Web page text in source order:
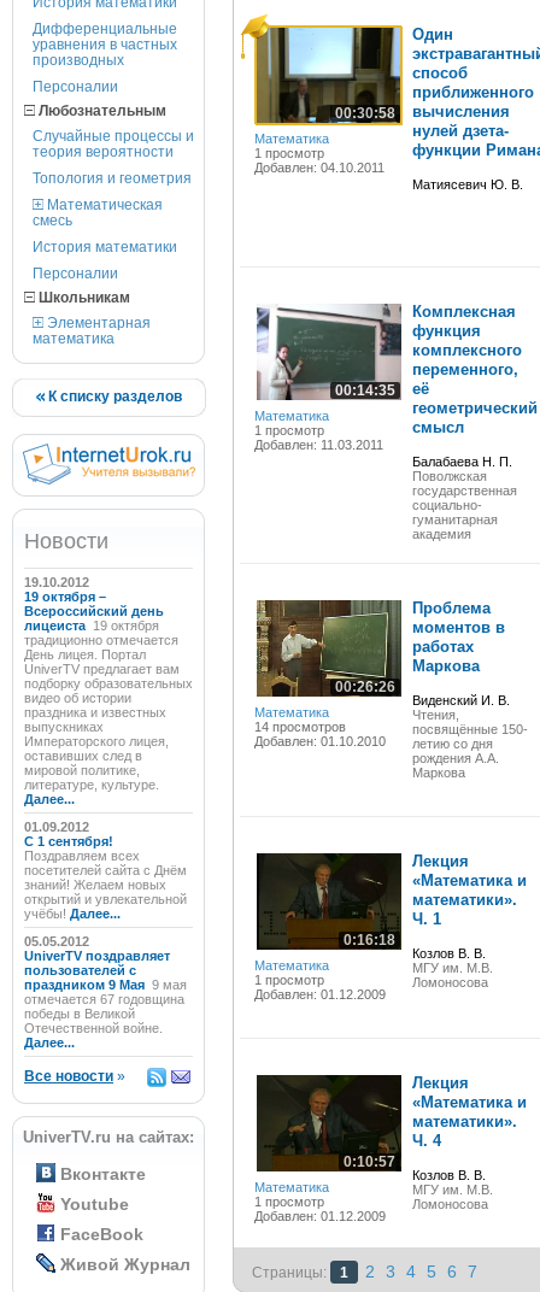
Дифференциальные
уравнения в частных
производных
Персоналии
Любознательным
Случайные процессы и
теория вероятности
Топология и геометрия
Математическая
смесь
История математики
Персоналии
Школьникам
Элементарная
математика
К списку разделов
Новости
19.10.2012
19 октября –
Всероссийский день
лицеиста 19 октября
традиционно отмечается
День лицея. Портал
UniverTV предлагает вам
подборку образовательных
видео об истории
праздника и известных
выпускниках
Императорского лицея,
оставивших след в
мировой политике,
литературе, культуре.
Далее...
01.09.2012
C 1 сентября!
Поздравляем всех
посетителей сайта с Днём
знаний! Желаем новых
открытий и увлекательной
учёбы! Далее...
05.05.2012
UniverTV поздравляет
пользователей с
праздником 9 Мая 9 мая
отмечается 67 годовщина
победы в Великой
Отечественной войне.
Далее...
Все новости »
UniverTV.ru на сайтах:
Вконтакте
Youtube
FaceBook
Живой Журнал
00:30:58
Математика
1 просмотр
Добавлен: 04.10.2011
Один
способ
приближенного
вычисления
нулей дзета-
функции
Матиясевич Ю. В.
00:14:35
Математика
1 просмотр
Добавлен: 11.03.2011
Комплексная
функция
комплексного
переменного,
её
геометрический
смысл
Балабаева Н. П.
Поволжская
государственная
социально-
гуманитарная
академия
00:26:26
Математика
14 просмотров
Добавлен: 01.10.2010
Проблема
моментов в
работах
Маркова
Виденский И. В.
Чтения,
посвящённые 150-
летию со дня
рождения А.А.
Маркова
0:16:18
Математика
1 просмотр
Добавлен: 01.12.2009
Лекция
«Математика и
математики».
Ч. 1
Козлов В. В.
МГУ им. М.В.
Ломоносова
0:10:57
Математика
1 просмотр
Добавлен: 01.12.2009
Лекция
«Математика и
математики».
Ч. 4
Козлов В. В.
МГУ им. М.В.
Ломоносова
Страницы: 1 2 3 4 5 6 7